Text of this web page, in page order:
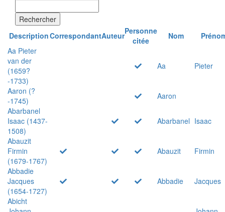
Rechercher
DescriptionCorrespondantAuteurPersonne
citée
Nom
Aa Pieter
van der
(1659?
-1733)
Aa Pieter
Aaron (?
-1745)
Aaron
Abarbanel
Isaac (1437-
1508)
Abarbanel Isaac
Abauzit
Firmin
(1679-1767)
Abauzit
Firmin
Abbadie
Jacques
(1654-1727)
Abbadie
Jacques
Abicht